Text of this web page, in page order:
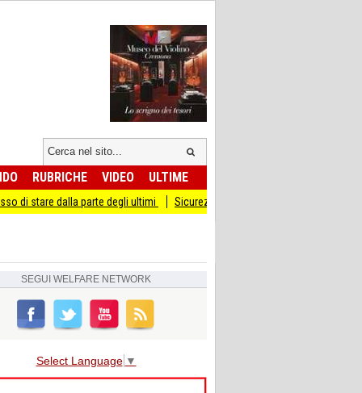
RUBRICHE VIDEO ULTIME
degli ultimi Sicurezza I Giovani Democratici ribattono ai Giovani di
SEGUI WELFARE NETWORK
Select Language ▼